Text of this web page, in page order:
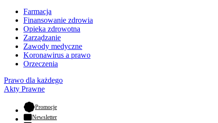
Farmacja
Finansowanie zdrowia
Opieka zdrowotna
Zarządzanie
Zawody medyczne
Koronawirus a prawo
Orzeczenia
Prawo dla każdego
Akty Prawne
Promocje- otwiera się w nowej karcie
Newsletter